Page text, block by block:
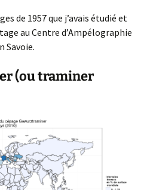
de 1957 que j’avais étudié et
au Centre d’Ampélographie
Savoie.
(ou traminer